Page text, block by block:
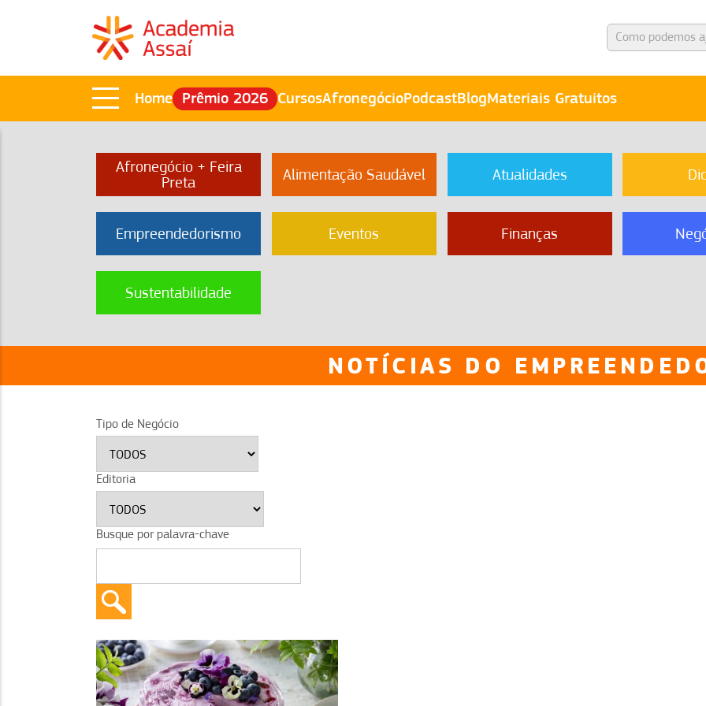
Home Prêmio 2026 CursosAfronegócioPodcastBlogMateriais Gratuitos
Afronegócio + Feira
Preta
Alimentação Saudável Atualidades
Empreendedorismo Eventos Finanças
Sustentabilidade
NOTÍCIAS DO
Tipo de Negócio
Editoria
Busque por palavra-chave